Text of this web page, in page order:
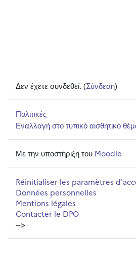
Δεν έχετε συνδεθεί. (Σύνδεση)
Πολιτικές
Εναλλαγή στο τυπικό αισθητικό
Με την υποστήριξη του Moodle
Réinitialiser les paramètres
Données personnelles
Mentions légales
Contacter le DPO
-->